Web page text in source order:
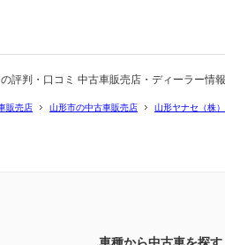
評判・口コミ 中古車販売店・ディーラー情
販売店 山形市の中古車販売店 山形ヤナセ（株